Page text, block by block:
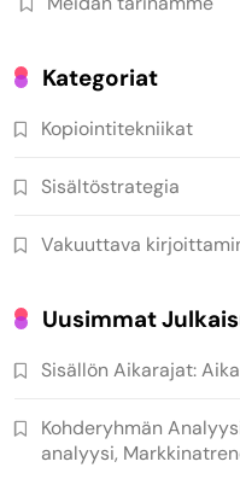
Kategoriat
Kopiointitekniikat
Sisältöstrategia
Vakuuttava
Uusimmat
Sisällön Aikarajat:
Kohderyhmän
analyysi,